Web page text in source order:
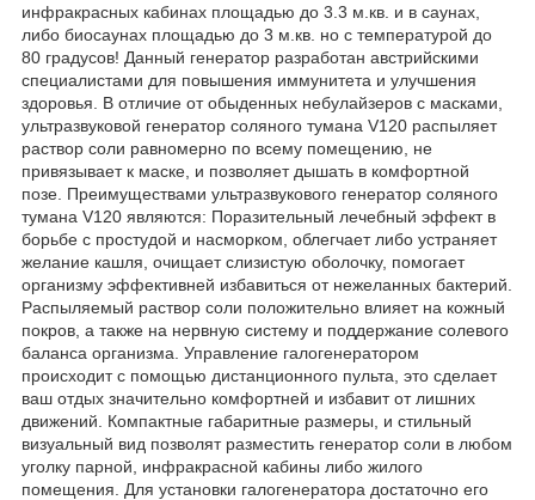
инфракрасных кабинах площадью до 3.3 м.кв. и в саунах,
либо биосаунах площадью до 3 м.кв. но с температурой до
80 градусов! Данный генератор разработан австрийскими
специалистами для повышения иммунитета и улучшения
здоровья. В отличие от обыденных небулайзеров с масками,
ультразвуковой генератор соляного тумана V120 распыляет
раствор соли равномерно по всему помещению, не
привязывает к маске, и позволяет дышать в комфортной
позе. Преимуществами ультразвукового генератор соляного
тумана V120 являются: Поразительный лечебный эффект в
борьбе с простудой и насморком, облегчает либо устраняет
желание кашля, очищает слизистую оболочку, помогает
организму эффективней избавиться от нежеланных бактерий.
Распыляемый раствор соли положительно влияет на кожный
покров, а также на нервную систему и поддержание солевого
баланса организма. Управление галогенератором
происходит с помощью дистанционного пульта, это сделает
ваш отдых значительно комфортней и избавит от лишних
движений. Компактные габаритные размеры, и стильный
визуальный вид позволят разместить генератор соли в любом
уголку парной, инфракрасной кабины либо жилого
помещения. Для установки галогенератора достаточно его